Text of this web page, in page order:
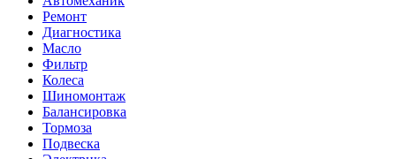
Ремонт
Диагностика
Масло
Фильтр
Колеса
Шиномонтаж
Балансировка
Тормоза
Подвеска